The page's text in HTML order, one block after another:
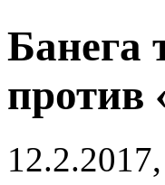
Банега
против